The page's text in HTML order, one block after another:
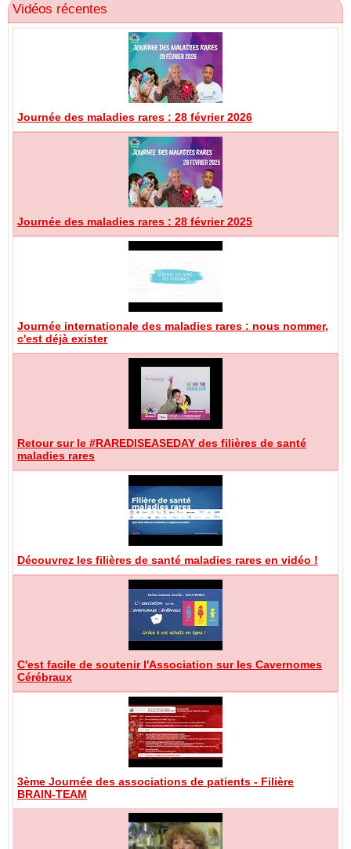
Vidéos récentes
Journée des maladies rares : 28 février 2026
Journée des maladies rares : 28 février 2025
Journée internationale des maladies rares : nous nommer,
c'est déjà exister
Retour sur le #RAREDISEASEDAY des filières de santé
maladies rares
Découvrez les filières de santé maladies rares en vidéo !
C'est facile de soutenir l'Association sur les Cavernomes
Cérébraux
3ème Journée des associations de patients - Filière
BRAIN-TEAM